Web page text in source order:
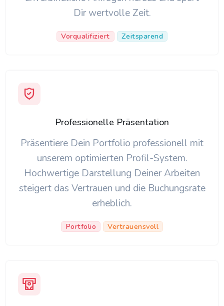
Dir wertvolle Zeit.
Vorqualifiziert Zeitsparend
Professionelle Präsentation
Präsentiere Dein Portfolio professionell mit
unserem optimierten Profil-System.
Hochwertige Darstellung Deiner Arbeiten
steigert das Vertrauen und die Buchungsrate
erheblich.
Portfolio Vertrauensvoll